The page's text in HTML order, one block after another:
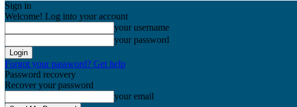
Sign in
Welcome! Log into your account
your username
your password
Forgot your password? Get help
Password recovery
Recover your password
your email